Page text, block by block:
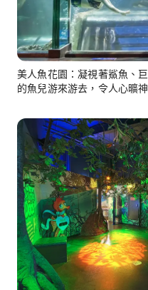
美人魚花園：凝視著鯊魚、
的魚兒游來游去，令人心曠神